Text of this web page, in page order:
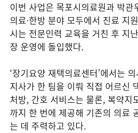
이번 사업은 목포시의료원과 박관
의료·한방 분야 모두에서 진료 지
시는 전문인력 교육을 거친 후 지
장 운영에 돌입했다.
‘장기요양 재택의료센터’에서는
지사가 한 팀을 이뤄 직접 어르신
처방, 간호 서비스는 물론, 복약지
까지 한 번에 제공해 기존의 의료
는 데 주력하고 있다.